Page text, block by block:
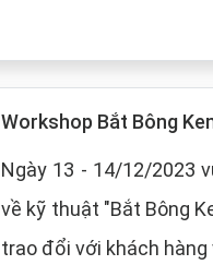
Workshop Bắt Bông
Ngày 13 - 14/12/2023
về kỹ thuật "Bắt Bông
trao đổi với khách hàng